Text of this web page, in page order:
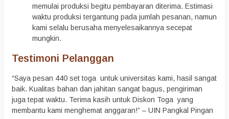
memulai produksi begitu pembayaran diterima. Estimasi
waktu produksi tergantung pada jumlah pesanan, namun
kami selalu berusaha menyelesaikannya secepat
mungkin.
Testimoni Pelanggan
“Saya pesan 440 set toga untuk universitas kami, hasil sangat
baik. Kualitas bahan dan jahitan sangat bagus, pengiriman
juga tepat waktu. Terima kasih untuk Diskon Toga yang
membantu kami menghemat anggaran!” – UIN Pangkal Pingan